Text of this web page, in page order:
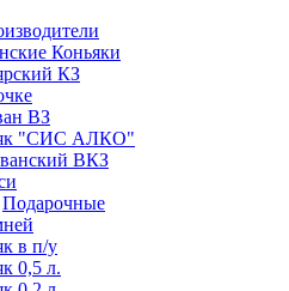
Коньяки
КЗ
ВЗ
"СИС АЛКО"
ВКЗ
Подарочные
в п/у
0,5 л.